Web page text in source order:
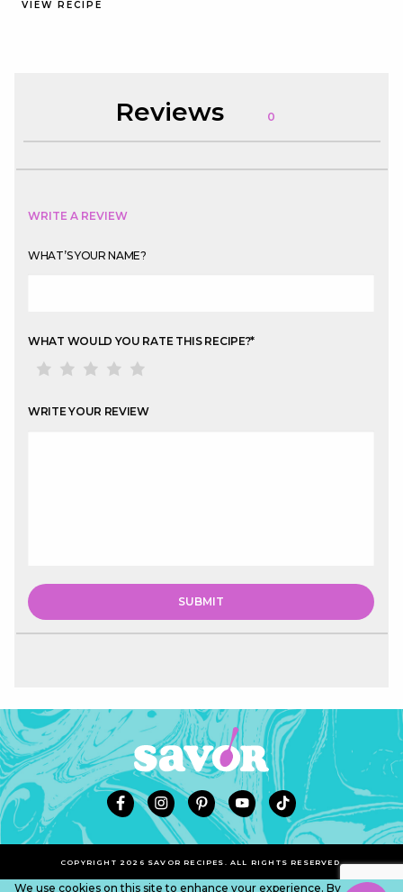
VIEW RECIPE
Reviews 0
WRITE A REVIEW
WHAT’S YOUR NAME?
WHAT WOULD YOU RATE THIS RECIPE?*
WRITE YOUR REVIEW
COPYRIGHT 2026 SAVOR RECIPES. ALL RIGHTS RESERVED.
We use cookies on this site to enhance your experience. By